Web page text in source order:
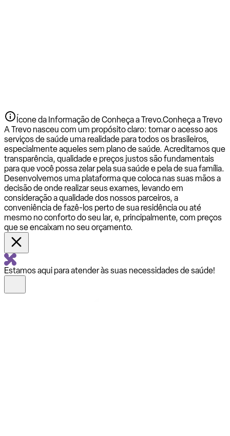
Ícone da Informação de Conheça a Trevo.Conheça a Trevo
A Trevo nasceu com um propósito claro: tornar o acesso aos
serviços de saúde uma realidade para todos os brasileiros,
especialmente aqueles sem plano de saúde. Acreditamos que
transparência, qualidade e preços justos são fundamentais
para que você possa zelar pela sua saúde e pela de sua família.
Desenvolvemos uma plataforma que coloca nas suas mãos a
decisão de onde realizar seus exames, levando em
consideração a qualidade dos nossos parceiros, a
conveniência de fazê-los perto de sua residência ou até
mesmo no conforto do seu lar, e, principalmente, com preços
que se encaixam no seu orçamento.
Estamos aqui para atender às suas necessidades de saúde!